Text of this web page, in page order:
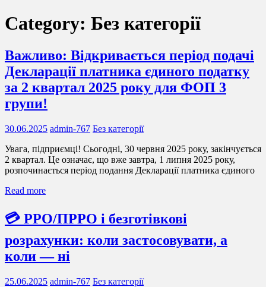
Category: Без категорії
Важливо: Відкривається період подачі
Декларації платника єдиного податку
за 2 квартал 2025 року для ФОП 3
групи!
30.06.2025 admin-767 Без категорії
Увага, підприємці! Сьогодні, 30 червня 2025 року, закінчується
2 квартал. Це означає, що вже завтра, 1 липня 2025 року,
розпочинається період подання Декларації платника єдиного
Read more
💳 РРО/ПРРО і безготівкові
розрахунки: коли застосовувати, а
коли — ні
25.06.2025 admin-767 Без категорії